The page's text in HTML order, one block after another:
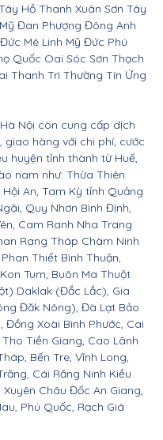
Hồ Thanh Xuân Sơn Tây
Đan Phượng Đông Anh
Mê Linh Mỹ Đức Phú
Quốc Oai Sóc Sơn Thạch
Thanh Trì Thường Tín Ứng
Nội còn cung cấp dịch
giao hàng với chi phí, cước
huyện tỉnh thành từ Huế,
nam như: Thừa Thiên
An, Tam Kỳ tỉnh Quảng
Quy Nhơn Bình Định,
Cam Ranh Nha Trang
Rang Tháp Chàm Ninh
Thiết Bình Thuận,
Tum, Buôn Ma Thuột
Daklak (Đắc Lắc), Gia
Đăk Nông), Đà Lạt Bảo
Đồng Xoài Bình Phước, Cai
Tiền Giang, Cao Lãnh
Bến Tre, Vĩnh Long,
Cái Răng Ninh Kiều
Xuyên Châu Đốc An Giang,
Phú Quốc, Rạch Giá